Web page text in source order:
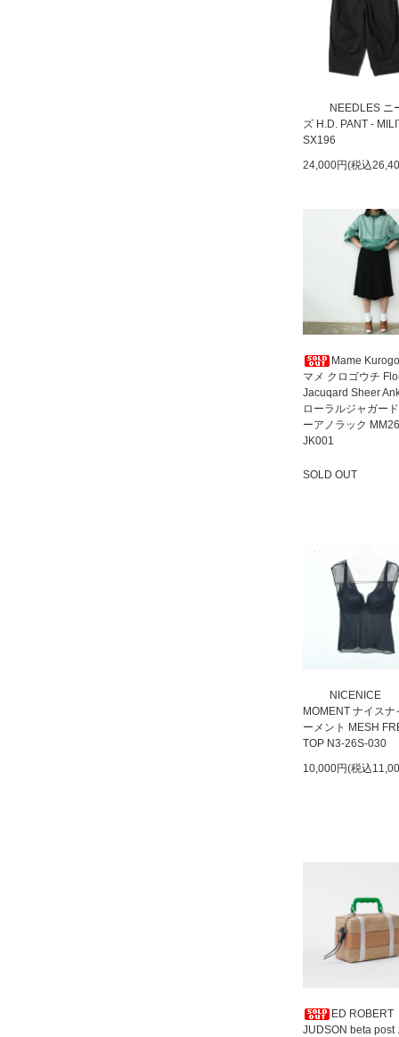
NEEDLES ニ
ズ H.D. PANT -
SX196
24,000円(税込
Mame
マメ クロゴウチ
Jacuqard Sheer
ローラルジャガー
ーアノラック
JK001
SOLD OUT
NICENICE
MOMENT ナイスナ
ーメント MESH
TOP N3-26S-030
10,000円(税込
ED ROBERT
JUDSON beta post